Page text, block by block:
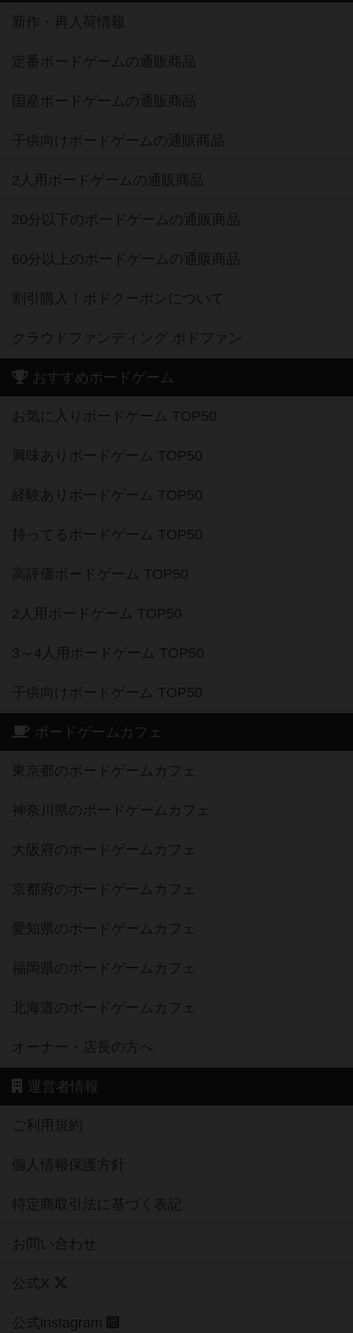
新作・再入荷情報
定番ボードゲームの通販商品
国産ボードゲームの通販商品
子供向けボードゲームの通販商品
2人用ボードゲームの通販商品
20分以下のボードゲームの通販商品
60分以上のボードゲームの通販商品
割引購入！ボドクーポンについて
クラウドファンディング ボドファン
おすすめボードゲーム
お気に入りボードゲーム TOP50
興味ありボードゲーム TOP50
経験ありボードゲーム TOP50
持ってるボードゲーム TOP50
高評価ボードゲーム TOP50
2人用ボードゲーム TOP50
3～4人用ボードゲーム TOP50
子供向けボードゲーム TOP50
ボードゲームカフェ
東京都のボードゲームカフェ
神奈川県のボードゲームカフェ
大阪府のボードゲームカフェ
京都府のボードゲームカフェ
愛知県のボードゲームカフェ
福岡県のボードゲームカフェ
北海道のボードゲームカフェ
オーナー・店長の方へ
運営者情報
ご利用規約
個人情報保護方針
特定商取引法に基づく表記
お問い合わせ
公式X
公式instagram